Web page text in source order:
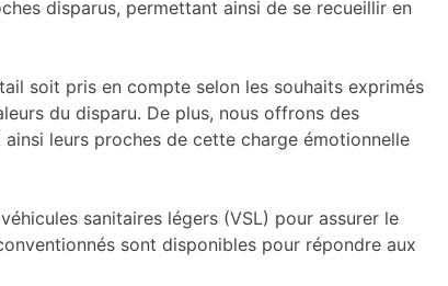
disparus, permettant ainsi de se recueillir en
soit pris en compte selon les souhaits exprimés
du disparu. De plus, nous offrons des
leurs proches de cette charge émotionnelle
sanitaires légers (VSL) pour assurer le
sont disponibles pour répondre aux